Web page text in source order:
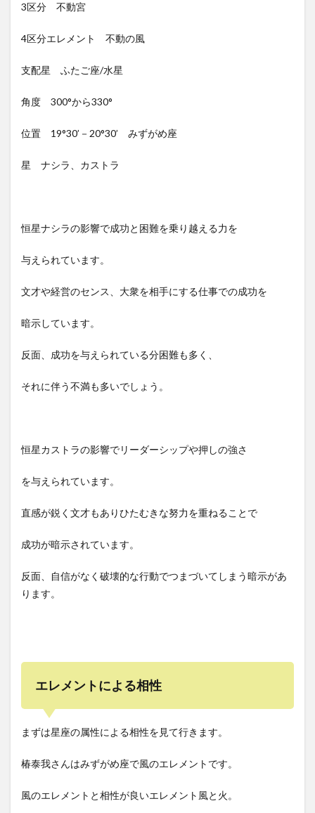
3区分 不動宮
4区分エレメント 不動の風
支配星 ふたご座/水星
角度 300°から330°
位置 19°30’－20°30’ みずがめ座
星 ナシラ、カストラ
恒星ナシラの影響で成功と困難を乗り越える力を
与えられています。
文才や経営のセンス、大衆を相手にする仕事での成功を
暗示しています。
反面、成功を与えられている分困難も多く、
それに伴う不満も多いでしょう。
恒星カストラの影響でリーダーシップや押しの強さ
を与えられています。
直感が鋭く文才もありひたむきな努力を重ねることで
成功が暗示されています。
反面、自信がなく破壊的な行動でつまづいてしまう暗示があ
ります。
エレメントによる相性
まずは星座の属性による相性を見て行きます。
椿泰我さんはみずがめ座で風のエレメントです。
風のエレメントと相性が良いエレメント風と火。